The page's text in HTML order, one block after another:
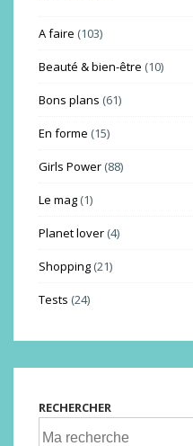
A faire (103)
Beauté & bien-être (10)
Bons plans (61)
En forme (15)
Girls Power (88)
Le mag (1)
Planet lover (4)
Shopping (21)
Tests (24)
RECHERCHER